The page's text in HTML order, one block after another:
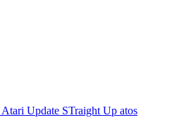
Atari Update STraight Up atos